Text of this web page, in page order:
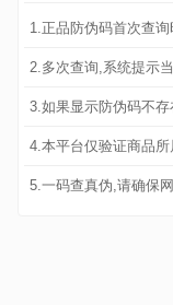
1.正品防伪码首次查
2.多次查询,系统提示
3.如果显示防伪码不
4.本平台仅验证商品
5.一码查真伪,请确保